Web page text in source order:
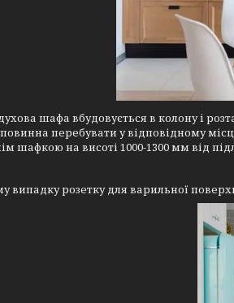
шафа вбудовується в колону і
перебувати у відповідному
шафкою на висоті 1000-1300 мм від
випадку розетку для варильної